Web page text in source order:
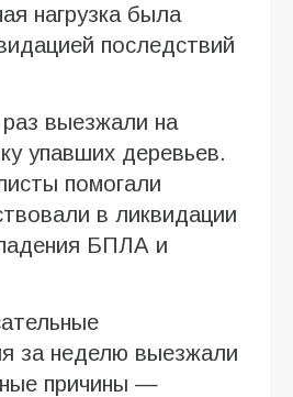
нагрузка была
последствий
выезжали на
упавших деревьев.
помогали
в ликвидации
БПЛА и
за неделю выезжали
причины —